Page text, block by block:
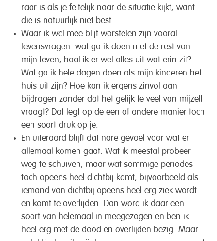
raar is als je feitelijk naar de situatie kijkt, want
die is natuurlijk niet best.
Waar ik wel mee blijf worstelen zijn vooral
levensvragen: wat ga ik doen met de rest van
mijn leven, haal ik er wel alles uit wat erin zit?
Wat ga ik hele dagen doen als mijn kinderen het
huis uit zijn? Hoe kan ik ergens zinvol aan
bijdragen zonder dat het gelijk te veel van mijzelf
vraagt? Dat legt op de een of andere manier toch
een soort druk op je.
En uiteraard blijft dat nare gevoel voor wat er
allemaal komen gaat. Wat ik meestal probeer
weg te schuiven, maar wat sommige periodes
toch opeens heel dichtbij komt, bijvoorbeeld als
iemand van dichtbij opeens heel erg ziek wordt
en komt te overlijden. Dan word ik daar een
soort van helemaal in meegezogen en ben ik
heel erg met de dood en overlijden bezig. Maar